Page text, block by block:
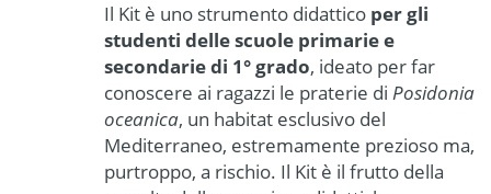
Il Kit è uno strumento didattico per gli
studenti delle scuole primarie e
secondarie di 1° grado, ideato per far
conoscere ai ragazzi le praterie di Posidonia
oceanica, un habitat esclusivo del
Mediterraneo, estremamente prezioso ma,
purtroppo, a rischio. Il Kit è il frutto della